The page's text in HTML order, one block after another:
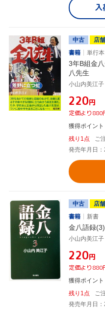
入
中古
店
書籍
単行本
3年B組金
八先生
小山内美江子
¥220円
定価より880
獲得ポイン
残り1点
ご
発売年月日
中古
店
書籍
新書
金八語録(3)
小山内美江子
¥220円
定価より880
獲得ポイン
残り1点
ご
発売年月日